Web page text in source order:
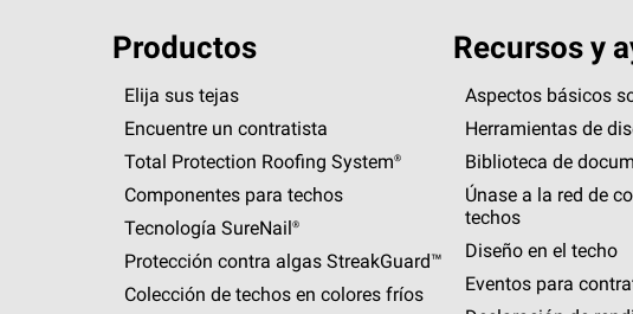
Productos
Elija sus tejas
Encuentre un contratista
Total Protection Roofing System®
Componentes para techos
Tecnología SureNail®
Protección contra algas StreakGuard™
Colección de techos en colores fríos
Recursos y
Aspectos básicos
Herramientas de
Biblioteca de
Únase a la red de
techos
Diseño en el techo
Eventos para